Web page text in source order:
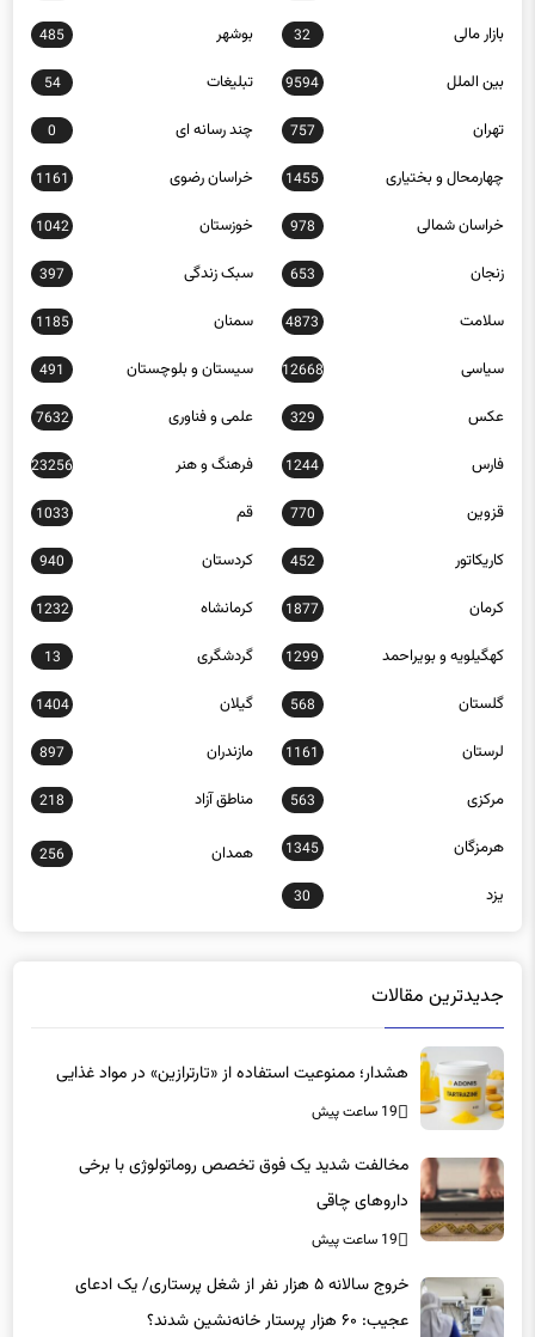
البرز 809 ایلام 584
بازار مالی 32 بوشهر 485
بین الملل 9594 تبلیغات 54
تهران 757 چند رسانه ای 0
چهارمحال و بختیاری 1455 خراسان رضوی 1161
خراسان شمالی 978 خوزستان 1042
زنجان 653 سبک زندگی 397
سلامت 4873 سمنان 1185
سیاسی 12668 سیستان و بلوچستان 491
عکس 329 علمی و فناوری 7632
فارس 1244 فرهنگ و هنر 23256
قزوین 770 قم 1033
کاریکاتور 452 کردستان 940
کرمان 1877 کرمانشاه 1232
کهگیلویه و بویراحمد 1299 گردشگری 13
گلستان 568 گیلان 1404
لرستان 1161 مازندران 897
مرکزی 563
218
1345
جدیدترین مقالات
هشدار؛ ممنوعیت استفاده از «تارترازین» در مواد غذایی
مخالفت شدید یک فوق تخصص روماتولوژی با برخی
داروهای چاقی
خروج سالانه ۵ هزار نفر از شغل پرستاری/ یک ادعای